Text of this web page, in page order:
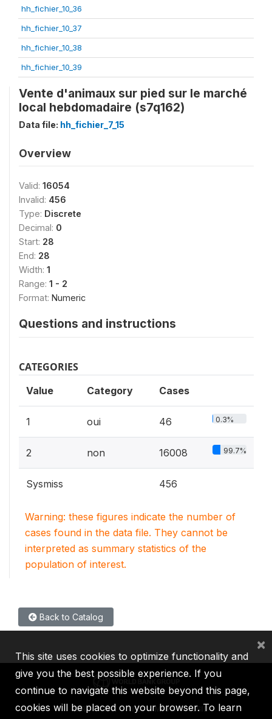
hh_fichier_10_36
hh_fichier_10_37
hh_fichier_10_38
hh_fichier_10_39
Vente d'animaux sur pied sur le marché
local hebdomadaire (s7q162)
Data file: hh_fichier_7_15
Overview
Valid: 16054
Invalid: 456
Type: Discrete
Decimal: 0
Start: 28
End: 28
Width: 1
Range: 1 - 2
Format: Numeric
Questions and instructions
CATEGORIES
Value Category Cases
1 oui 46 0.3%
2 non 16008 99.7%
Sysmiss 456
Warning: these figures indicate the number of
cases found in the data file. They cannot be
interpreted as summary statistics of the
population of interest.
Back to Catalog
IBRD IDA IFC MIGA ICSID
This site uses cookies to optimize functionality and
give you the best possible experience. If you
continue to navigate this website beyond this page,
cookies will be placed on your browser. To learn
×